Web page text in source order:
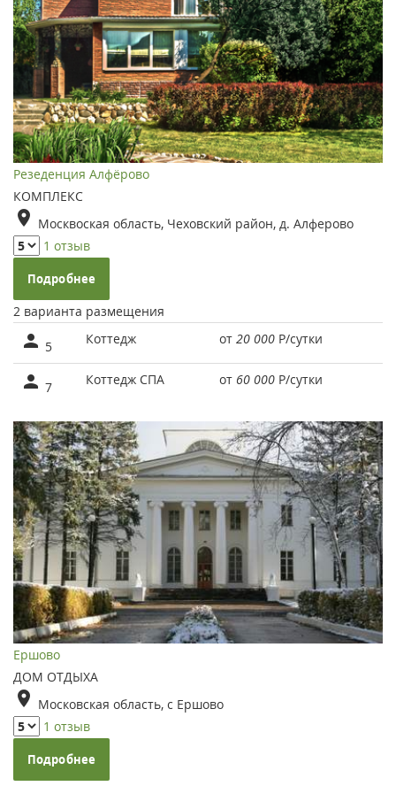
Резеденция Алфёрово
КОМПЛЕКС
Москвоская область, Чеховский район, д. Алферово
1 отзыв
Подробнее
2 варианта размещения
5 Коттедж от 20 000 Р/сутки
7 Коттедж СПА от 60 000 Р/сутки
Ершово
ДОМ ОТДЫХА
Московская область, с Ершово
1 отзыв
Подробнее